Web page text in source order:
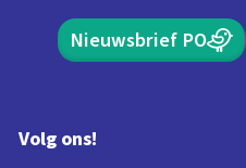
Nieuwsbrief PO
Volg ons!